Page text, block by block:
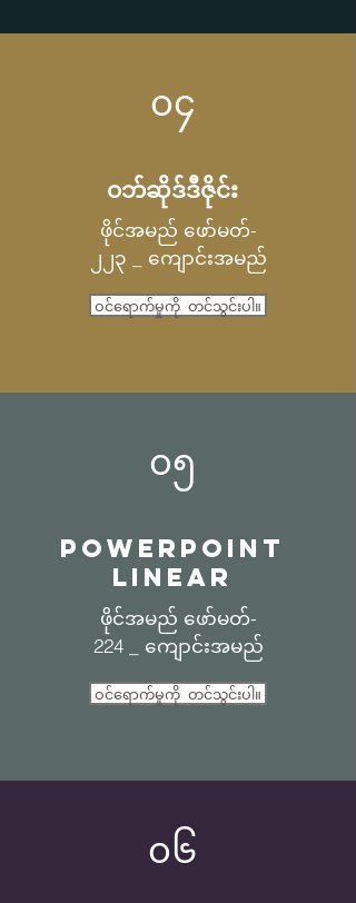
၀၄
ဝဘ်ဆိုဒ်ဒီဇိုင်း
ဖိုင်အမည် ဖော်မတ်-
၂၂၃ _ ကျောင်းအမည်
ဝင်ရောက်မှုကို တင်သွင်းပါ။
၀၅
Powerpoint
Linear
ဖိုင်အမည် ဖော်မတ်-
224 _ ကျောင်းအမည်
ဝင်ရောက်မှုကို တင်သွင်းပါ။
၀၆